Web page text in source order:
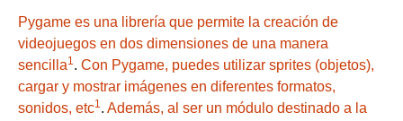
Pygame es una librería que permite la creación de
videojuegos en dos dimensiones de una manera
sencilla1. Con Pygame, puedes utilizar sprites (objetos),
cargar y mostrar imágenes en diferentes formatos,
sonidos, etc1. Además, al ser un módulo destinado a la